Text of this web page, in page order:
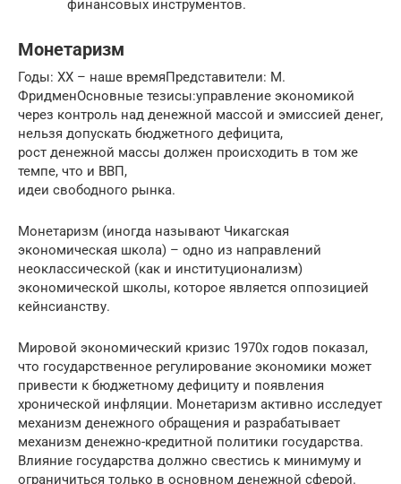
финансовых инструментов.
Монетаризм
Годы: XX – наше времяПредставители: М.
ФридменОсновные тезисы:управление экономикой
через контроль над денежной массой и эмиссией денег,
нельзя допускать бюджетного дефицита,
рост денежной массы должен происходить в том же
темпе, что и ВВП,
идеи свободного рынка.
Монетаризм (иногда называют Чикагская
экономическая школа) – одно из направлений
неоклассической (как и институционализм)
экономической школы, которое является оппозицией
кейнсианству.
Мировой экономический кризис 1970х годов показал,
что государственное регулирование экономики может
привести к бюджетному дефициту и появления
хронической инфляции. Монетаризм активно исследует
механизм денежного обращения и разрабатывает
механизм денежно-кредитной политики государства.
Влияние государства должно свестись к минимуму и
ограничиться только в основном денежной сферой.